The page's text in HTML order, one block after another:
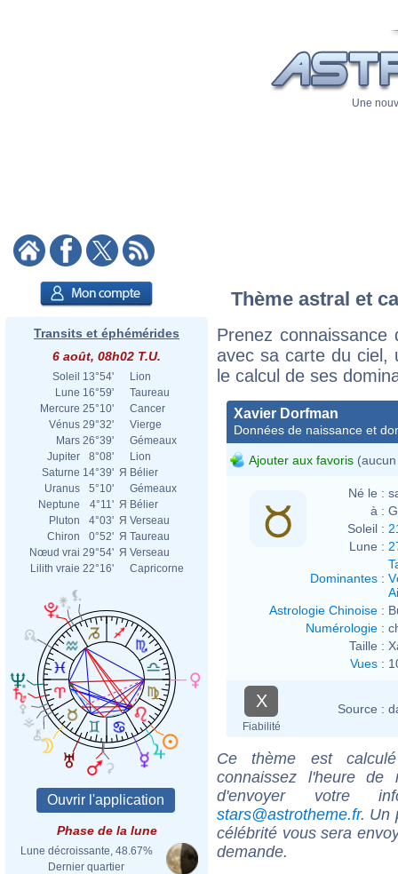
Une
Transits et éphémérides
6 août, 08h02 T.U.
Soleil 13°54'
Lion
Lune 16°59'
Taureau
Mercure 25°10'
Cancer
Vénus 29°32'
Vierge
Mars 26°39'
Gémeaux
Jupiter
8°08'
Lion
Saturne 14°39' Я Bélier
Uranus
5°10'
Gémeaux
Neptune
4°11' Я Bélier
Pluton
4°03' Я Verseau
Chiron
0°52' Я Taureau
Nœud vrai 29°54' Я Verseau
Lilith vraie 22°16' Capricorne
Phase de la lune
Lune décroissante, 48.67%
Dernier quartier
Thème astral et
Prenez
avec sa carte du ciel,
le calcul de ses
Xavier Dorfman
Données de naissance et
Ajouter aux favoris
Né le :
à :
Soleil :
Lune :
Dominantes :
Astrologie Chinoise :
Numérologie :
Taille :
Vues :
X
Fiabilité
Source :
Ce thème est
connaissez l'heure de
d'envoyer votre
stars@astrotheme.fr. Un
célébrité vous sera
demande.